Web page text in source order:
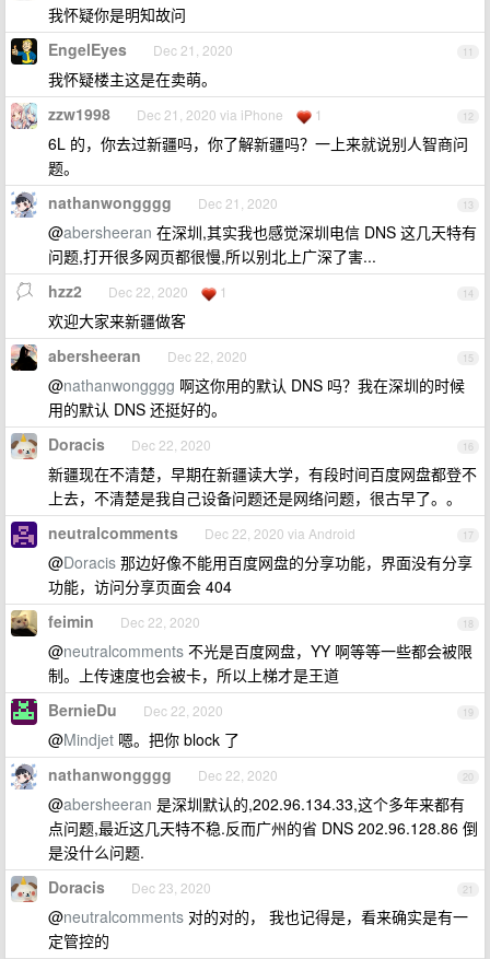
我怀疑你是明知故问
11
EngelEyes Dec 21, 2020
我怀疑楼主这是在卖萌。
12
zzw1998 Dec 21, 2020 via iPhone 1
6L 的，你去过新疆吗，你了解新疆吗？一上来就说别人智商问
题。
13
nathanwongggg Dec 21, 2020
@abersheeran 在深圳,其实我也感觉深圳电信 DNS 这几天特有
问题,打开很多网页都很慢,所以别北上广深了害...
14
hzz2 Dec 22, 2020 1
欢迎大家来新疆做客
15
abersheeran Dec 22, 2020
@nathanwongggg 啊这你用的默认 DNS 吗？我在深圳的时候
用的默认 DNS 还挺好的。
16
Doracis Dec 22, 2020
新疆现在不清楚，早期在新疆读大学，有段时间百度网盘都登不
上去，不清楚是我自己设备问题还是网络问题，很古早了。。
17
neutralcomments Dec 22, 2020 via Android
@Doracis 那边好像不能用百度网盘的分享功能，界面没有分享
功能，访问分享页面会 404
18
feimin Dec 22, 2020
@neutralcomments 不光是百度网盘，YY 啊等等一些都会被限
制。上传速度也会被卡，所以上梯才是王道
19
BernieDu Dec 22, 2020
@Mindjet 嗯。把你 block 了
20
nathanwongggg Dec 22, 2020
@abersheeran 是深圳默认的,202.96.134.33,这个多年来都有
点问题,最近这几天特不稳.反而广州的省 DNS 202.96.128.86 倒
是没什么问题.
21
Doracis Dec 23, 2020
@neutralcomments 对的对的， 我也记得是，看来确实是有一
定管控的